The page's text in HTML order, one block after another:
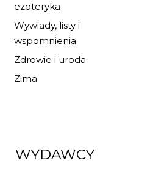
ezoteryka
Wywiady, listy i
wspomnienia
Zdrowie i uroda
Zima
WYDAWCY